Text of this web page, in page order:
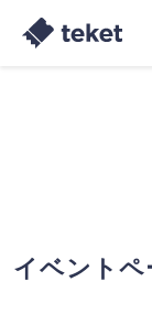
イベントペ